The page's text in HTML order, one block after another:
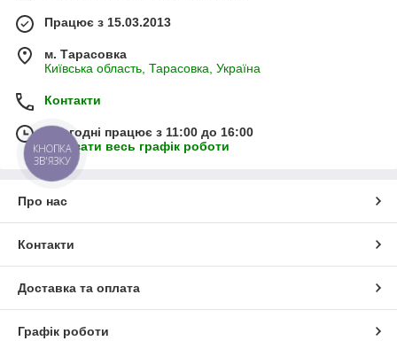
Працює з 15.03.2013
м. Тарасовка
Київська область, Тарасовка, Україна
Контакти
Сьогодні працює з 11:00 до 16:00
Показати весь графік роботи
Про нас
Контакти
Доставка та оплата
Графік роботи
КНОПКА
ЗВ'ЯЗКУ